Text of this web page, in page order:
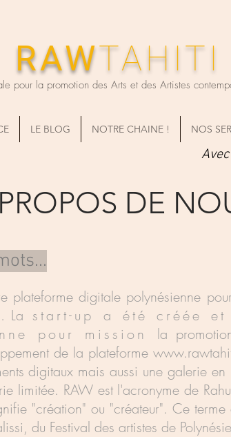
RAWTAHITI
pour la promotion des Arts et des Artistes
LE BLOG NOTRE CHAINE ! NOS
DE
plateforme digitale polynésienne
La start-up a été créée
pour mission la
de la plateforme
digitaux mais aussi une galerie
limitée. RAW est l'acronyme de
"création" ou "créateur". Ce
du Festival des artistes de